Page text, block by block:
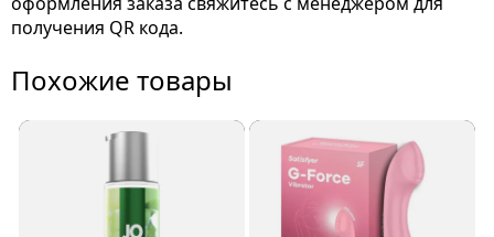
получения QR кода.
Похожие товары